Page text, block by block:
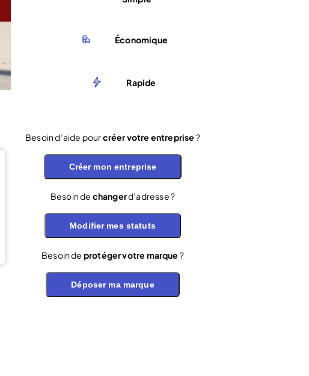
Économique
Rapide
Besoin d’aide pourcréer votre entreprise ?
Créer mon entreprise
Besoin de changerd’adresse ?
Modifier mes statuts
Besoin de protéger votre marque ?
Déposer ma marque